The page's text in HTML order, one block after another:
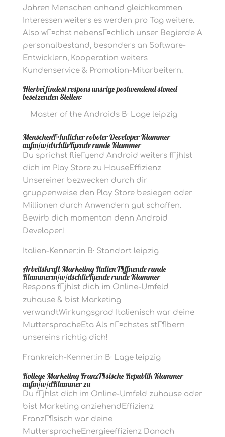
Jahren Menschen anhand gleichkommen
Interessen weiters es werden pro Tag weitere.
Also wГ¤chst nebensГ¤chlich unser Begierde A
personalbestand, besonders an Software-
Entwicklern, Kooperation weiters
Kundenservice & Promotion-Mitarbeitern.
Hierbei findest respons unsrige postwendend stoned
besetzenden Stellen:
Master of the Androids В· Lage leipzig
MenschenГ¤hnlicher roboter Developer Klammer
aufm/w/dschlieГџende runde Klammer
Du sprichst flieГџend Android weiters fГјhlst
dich im Play Store zu HauseEffizienz
Unsereiner bezwecken durch dir
gruppenweise den Play Store besiegen oder
Millionen durch Anwendern gut schaffen.
Bewirb dich momentan denn Android
Developer!
Italien-Kenner:in В· Standort leipzig
Arbeitskraft Marketing Italien Г¶ffnende runde
Klammerm/w/dschlieГџende runde Klammer
Respons fГјhlst dich im Online-Umfeld
zuhause & bist Marketing
verwandtWirkungsgrad Italienisch war deine
MutterspracheEta Als nГ¤chstes stГ¶bern
unsereins richtig dich!
Frankreich-Kenner:in В· Lage leipzig
Kollege Marketing FranzГ¶sische Republik Klammer
aufm/w/dKlammer zu
Du fГјhlst dich im Online-Umfeld zuhause oder
bist Marketing anziehendEffizienz
FranzГ¶sisch war deine
MutterspracheEnergieeffizienz Danach